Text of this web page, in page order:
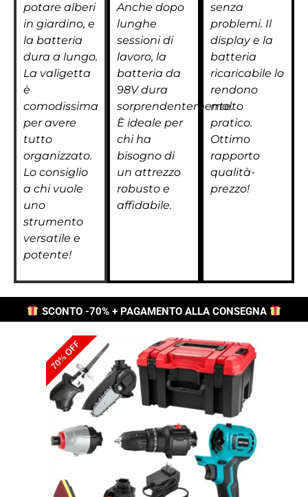
potare alberi
in giardino, e
la batteria
dura a lungo.
La valigetta
è
comodissima
per avere
tutto
organizzato.
Lo consiglio
a chi vuole
uno
strumento
versatile e
potente!
Anche dopo
lunghe
sessioni di
lavoro, la
batteria da
98V dura
sorprendentemente.
È ideale per
chi ha
bisogno di
un attrezzo
robusto e
affidabile.
senza
problemi. Il
display e la
batteria
ricaricabile lo
rendono
molto
pratico.
Ottimo
rapporto
qualità-
prezzo!
SCONTO -70% + PAGAMENTO ALLA CONSEGNA